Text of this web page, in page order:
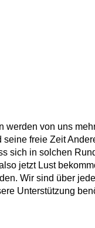
werden von uns
freie Zeit
sich in solchen
jetzt Lust
Wir sind über
Unterstützung